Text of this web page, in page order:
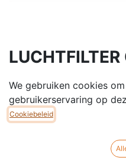
LUCHTFILTER
PRISMA
LUCHTFILTER CARBON
We gebruiken cookies
gebruikerservaring op
Cookiebeleid